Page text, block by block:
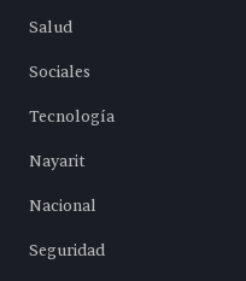
Salud
Sociales
Tecnología
Nayarit
Nacional
Seguridad